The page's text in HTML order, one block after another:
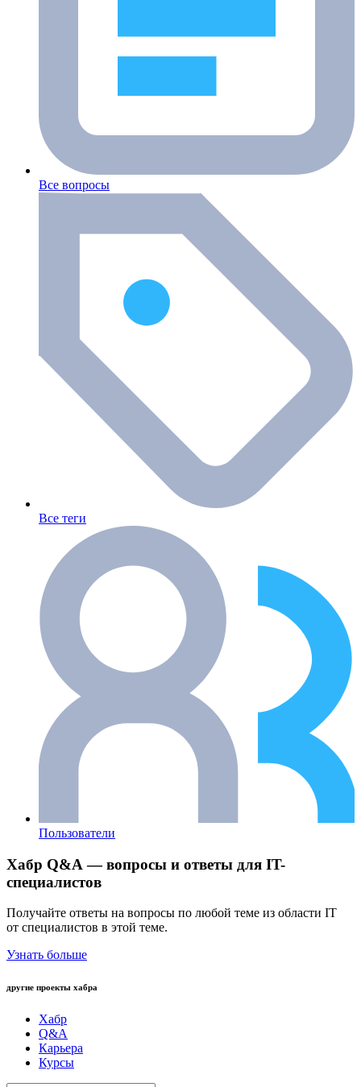
Все вопросы
Все теги
Пользователи
Хабр Q&A — вопросы и ответы для IT-
специалистов
Получайте ответы на вопросы по любой теме из области IT
от специалистов в этой теме.
Узнать больше
другие проекты хабра
Хабр
Q&A
Карьера
Курсы